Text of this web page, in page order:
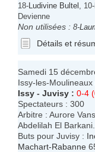
18- Ludivine Bultel , 10-
Devienne
Non utilisées : 8-
Détails et
Samedi 15
Issy-les-
Issy - Juvisy : 0-4
Spectateurs : 300
Arbitre : Aurore
Abdelilah El Barkani.
Buts pour Juvisy :
Machart-Rabanne